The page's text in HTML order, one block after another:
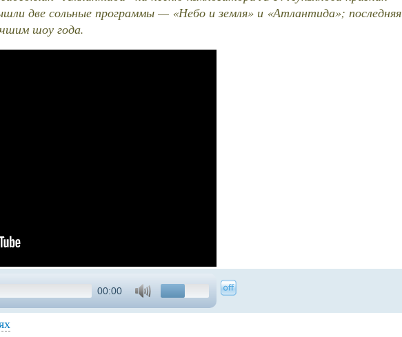
две сольные программы — «Небо и земля» и «Атлантида»; последняя
шоу года.
00:00